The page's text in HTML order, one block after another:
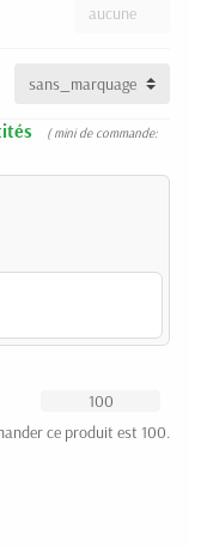
( mini de commande:
ce produit est 100.